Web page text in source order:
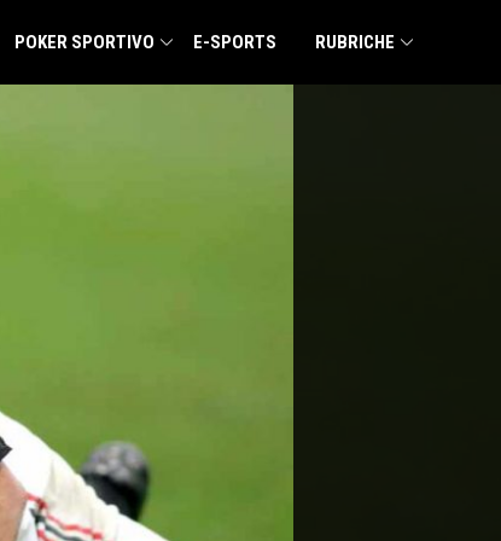
POKER SPORTIVO E-SPORTS RUBRICHE